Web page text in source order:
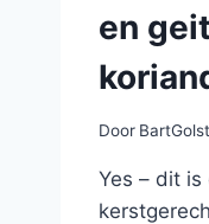
en
Door
Yes – dit